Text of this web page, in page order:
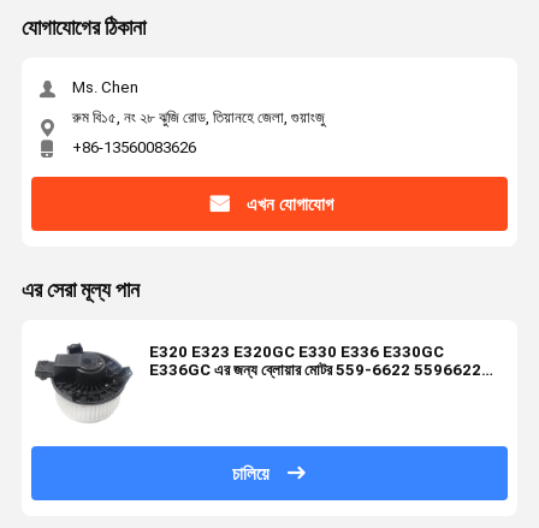
যোগাযোগের ঠিকানা
Ms. Chen
রুম বি১৫, নং ২৮ ঝুজি রোড, তিয়ানহে জেলা, গুয়াংজু
+86-13560083626
এখন যোগাযোগ
এর সেরা মূল্য পান
E320 E323 E320GC E330 E336 E330GC
E336GC এর জন্য ব্লোয়ার মোটর 559-6622 5596622
চালিয়ে